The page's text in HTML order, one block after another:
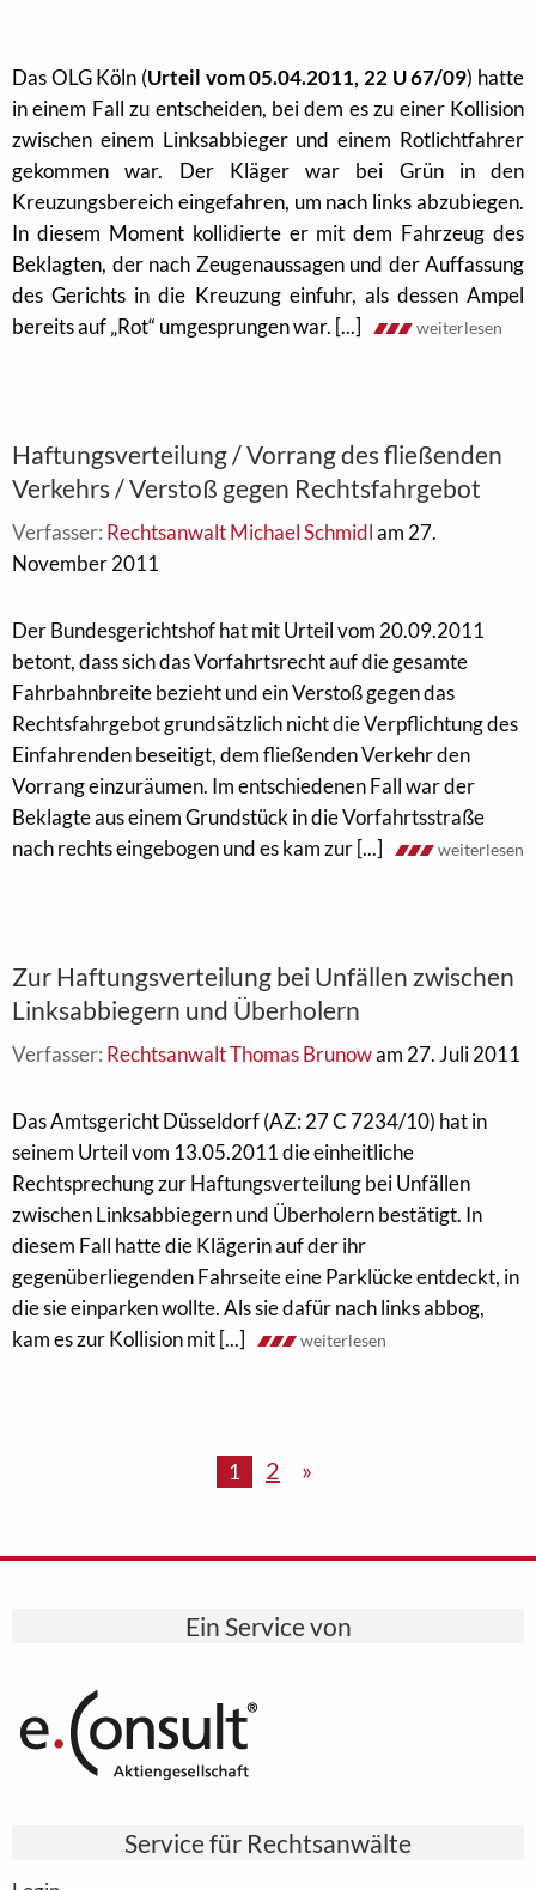
Das OLG Köln (Urteil vom 05.04.2011, 22 U 67/09) hatte
in einem Fall zu entscheiden, bei dem es zu einer Kollision
zwischen einem Linksabbieger und einem Rotlichtfahrer
gekommen war. Der Kläger war bei Grün in den
Kreuzungsbereich eingefahren, um nach links abzubiegen.
In diesem Moment kollidierte er mit dem Fahrzeug des
Beklagten, der nach Zeugenaussagen und der Auffassung
des Gerichts in die Kreuzung einfuhr, als dessen Ampel
bereits auf „Rot“ umgesprungen war. [...]
weiterlesen
Haftungsverteilung / Vorrang des fließenden
Verkehrs / Verstoß gegen Rechtsfahrgebot
Verfasser: Rechtsanwalt Michael Schmidlam 27.
November 2011
Der Bundesgerichtshof hat mit Urteil vom 20.09.2011
betont, dass sich das Vorfahrtsrecht auf die gesamte
Fahrbahnbreite bezieht und ein Verstoß gegen das
Rechtsfahrgebot grundsätzlich nicht die Verpflichtung des
Einfahrenden beseitigt, dem fließenden Verkehr den
Vorrang einzuräumen. Im entschiedenen Fall war der
Beklagte aus einem Grundstück in die Vorfahrtsstraße
nach rechts eingebogen und es kam zur [...]
weiterlesen
Zur Haftungsverteilung bei Unfällen zwischen
Linksabbiegern und Überholern
Verfasser: Rechtsanwalt Thomas Brunowam 27. Juli 2011
Das Amtsgericht Düsseldorf (AZ: 27 C 7234/10) hat in
seinem Urteil vom 13.05.2011 die einheitliche
Rechtsprechung zur Haftungsverteilung bei Unfällen
zwischen Linksabbiegern und Überholern bestätigt. In
diesem Fall hatte die Klägerin auf der ihr
gegenüberliegenden Fahrseite eine Parklücke entdeckt, in
die sie einparken wollte. Als sie dafür nach links abbog,
kam es zur Kollision mit [...]
weiterlesen
1 2 »
Ein Service von
Service für Rechtsanwälte